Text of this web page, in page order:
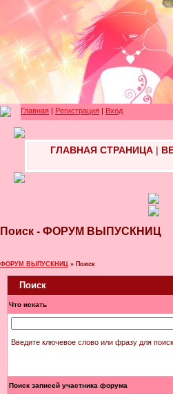
Главная | Регистрация | Вход
ГЛАВНАЯ СТРАНИЦА|
Поиск - ФОРУМ ВЫПУСКНИЦ
ФОРУМ ВЫПУСКНИЦ » Поиск
Поиск
Что искать
Введите ключевое слово или фразу для
Поиск записей участника форума